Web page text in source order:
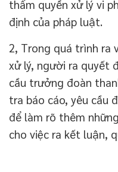
thẩm quyền xử lý vi
định của pháp luật.
2, Trong quá trình ra
xử lý, người ra quyết
cầu trưởng đoàn
tra báo cáo, yêu cầu
để làm rõ thêm
cho việc ra kết luận,